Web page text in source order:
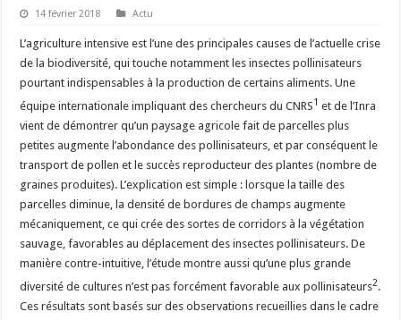
14 février 2018 Actu
L’agriculture intensive est l’une des principales causes de l’actuelle crise
de la biodiversité, qui touche notamment les insectes pollinisateurs
pourtant indispensables à la production de certains aliments. Une
équipe internationale impliquant des chercheurs du CNRS1 et de l’Inra
vient de démontrer qu’un paysage agricole fait de parcelles plus
petites augmente l’abondance des pollinisateurs, et par conséquent le
transport de pollen et le succès reproducteur des plantes (nombre de
graines produites). L’explication est simple : lorsque la taille des
parcelles diminue, la densité de bordures de champs augmente
mécaniquement, ce qui crée des sortes de corridors à la végétation
sauvage, favorables au déplacement des insectes pollinisateurs. De
manière contre-intuitive, l’étude montre aussi qu’une plus grande
diversité de cultures n’est pas forcément favorable aux pollinisateurs2.
Ces résultats sont basés sur des observations recueillies dans le cadre